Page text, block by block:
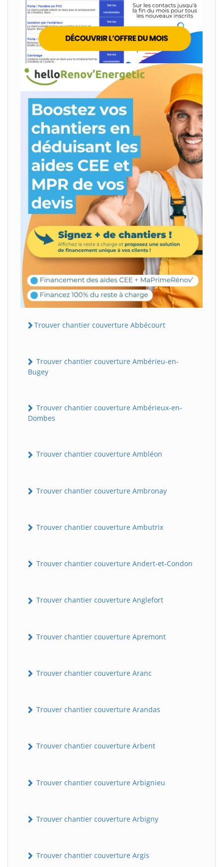
Trouver chantier couverture Abbécourt
Trouver chantier couverture Ambérieu-en-
Bugey
Trouver chantier couverture Ambérieux-en-
Dombes
Trouver chantier couverture Ambléon
Trouver chantier couverture Ambronay
Trouver chantier couverture Ambutrix
Trouver chantier couverture Andert-et-Condon
Trouver chantier couverture Anglefort
Trouver chantier couverture Apremont
Trouver chantier couverture Aranc
Trouver chantier couverture Arandas
Trouver chantier couverture Arbent
Trouver chantier couverture Arbignieu
Trouver chantier couverture Arbigny
Trouver chantier couverture Argis